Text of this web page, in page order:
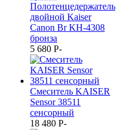
Полотенцедержатель
двойной Kaiser
Canon Br KH-4308
бронза
5 680 P-
Смеситель KAISER
Sensor 38511
сенсорный
18 480 P-